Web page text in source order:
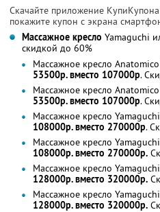
Скачайте приложение
покажите купон с экрана
Массажное кресло Yamaguchi
скидкой до 60%
Массажное кресло
53500р. вместо 107000р.
Массажное кресло
53500р. вместо 107000р.
Массажное кресло
108000р. вместо 270000р.
Массажное кресло
108000р. вместо 270000р.
Массажное кресло
128000р. вместо 320000р.
Массажное кресло
128000р. вместо 320000р.